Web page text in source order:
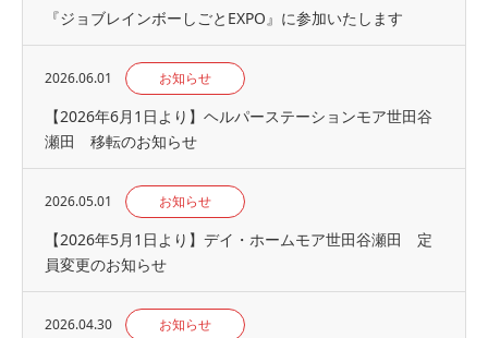
『ジョブレインボーしごとEXPO』に参加いたします
2026.06.01 お知らせ
【2026年6月1日より】ヘルパーステーションモア世田谷
瀬田 移転のお知らせ
2026.05.01 お知らせ
【2026年5月1日より】デイ・ホームモア世田谷瀬田 定
員変更のお知らせ
2026.04.30 お知らせ